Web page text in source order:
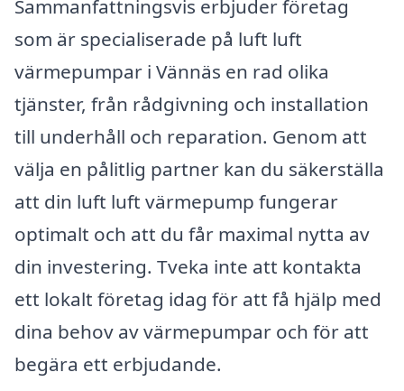
Sammanfattningsvis erbjuder företag
som är specialiserade på luft luft
värmepumpar i Vännäs en rad olika
tjänster, från rådgivning och installation
till underhåll och reparation. Genom att
välja en pålitlig partner kan du säkerställa
att din luft luft värmepump fungerar
optimalt och att du får maximal nytta av
din investering. Tveka inte att kontakta
ett lokalt företag idag för att få hjälp med
dina behov av värmepumpar och för att
begära ett erbjudande.